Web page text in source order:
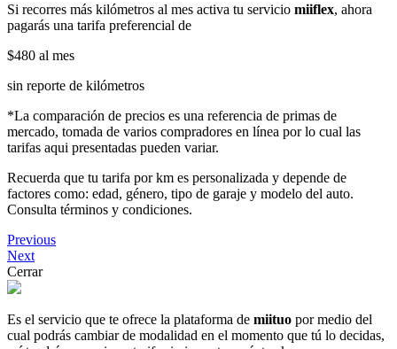
Si recorres más kilómetros al mes activa tu servicio miiflex, ahora
pagarás una tarifa preferencial de
$480 al mes
sin reporte de kilómetros
*La comparación de precios es una referencia de primas de
mercado, tomada de varios compradores en línea por lo cual las
tarifas aqui presentadas pueden variar.
Recuerda que tu tarifa por km es personalizada y depende de
factores como: edad, género, tipo de garaje y modelo del auto.
Consulta términos y condiciones.
Previous
Next
Cerrar
Es el servicio que te ofrece la plataforma de miituo por medio del
cual podrás cambiar de modalidad en el momento que tú lo decidas,